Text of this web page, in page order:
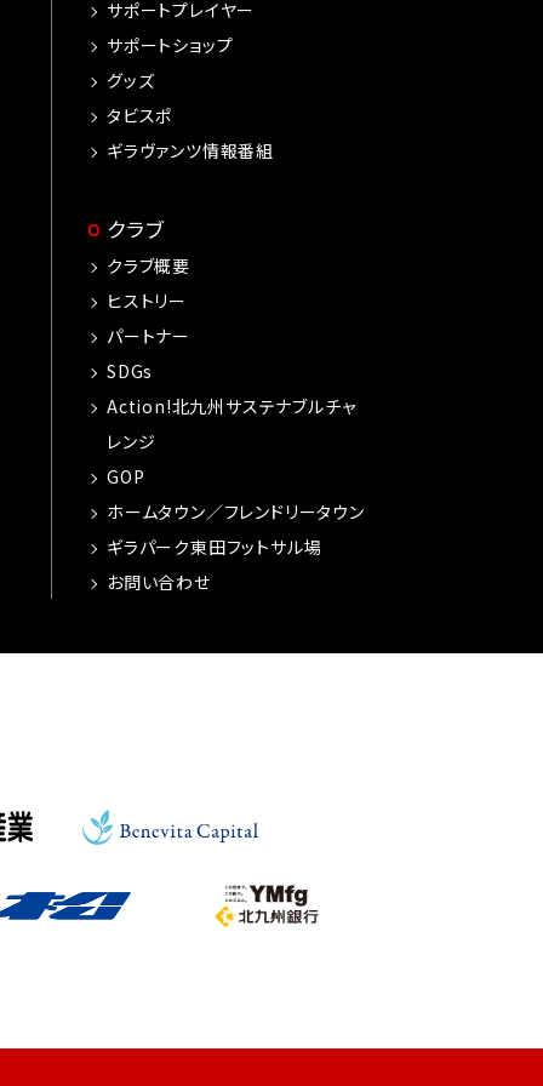
サポートプレイヤー
サポートショップ
グッズ
タビスポ
ギラヴァンツ情報番組
クラブ
クラブ概要
ヒストリー
パートナー
SDGs
Action!北九州サステナブルチャ
レンジ
GOP
ホームタウン／フレンドリータウン
ギラパーク東田フットサル場
お問い合わせ